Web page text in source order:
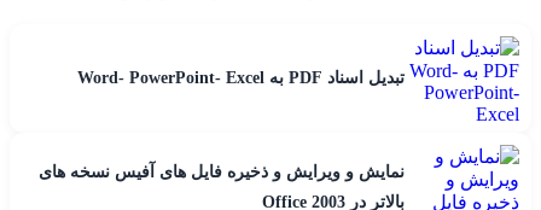
تبدیل اسناد PDF به Word- PowerPoint- Excel
نمایش و ویرایش و ذخیره فایل های آفیس نسخه های
بالاتر در Office 2003